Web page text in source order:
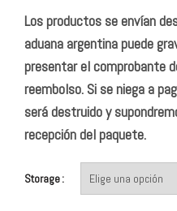
Los productos se envían
aduana argentina puede
presentar el comprobante
reembolso. Si se niega a
será destruido y
recepción del paquete.
Storage